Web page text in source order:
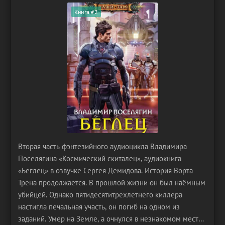
Книга #2
Вторая часть фэнтезийного аудиоцикла Владимира
Поселягина «Космический скиталец», аудиокнига
«Беглец» в озвучке Сергея Демидова. История Ворта
Трена продолжается. В прошлой жизни он был наёмным
убийцей. Однако пятидесятитрехлетнего киллера
настигла печальная участь, он погиб на одном из
заданий. Умер на Земле, а очнулся в незнакомом месте